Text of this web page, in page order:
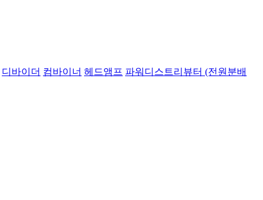
디바이더 컴바이너 헤드앰프 파워디스트리뷰터 (전원분배